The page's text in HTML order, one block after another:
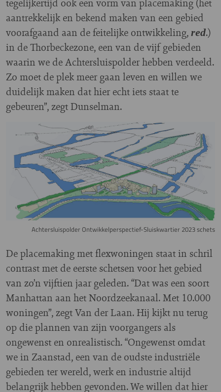
aantrekkelijk en bekend maken van een gebied
voorafgaand aan de feitelijke ontwikkeling, red.)
in de Thorbeckezone, een van de vijf gebieden
waarin we de Achtersluispolder hebben verdeeld.
Zo moet de plek meer gaan leven en willen we
duidelijk maken dat hier echt iets staat te
gebeuren”, zegt Dunselman.
Achtersluispolder Ontwikkelperspectief-Sluiskwartier 2023 schets
De placemaking met flexwoningen staat in schril
contrast met de eerste schetsen voor het gebied
van zo’n vijftien jaar geleden. “Dat was een soort
Manhattan aan het Noordzeekanaal. Met 10.000
woningen”, zegt Van der Laan. Hij kijkt nu terug
op die plannen van zijn voorgangers als
ongewenst en onrealistisch. “Ongewenst omdat
we in Zaanstad, een van de oudste industriële
gebieden ter wereld, werk en industrie altijd
belangrijk hebben gevonden. We willen dat hier